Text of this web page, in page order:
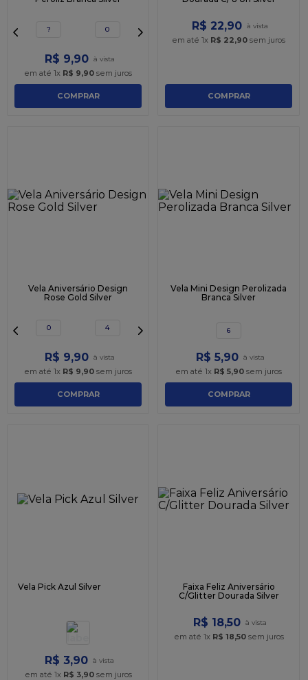
? 0
R$ 9,90
em até 1x R$ 9,90 sem juros
COMPRAR
R$ 22,90
em até 1x R$ 22,90 sem juros
COMPRAR
Vela Aniversário Design
Rose Gold Silver
0 4
R$ 9,90
em até 1x R$ 9,90 sem juros
COMPRAR
Vela Mini Design Perolizada
Branca Silver
6
R$ 5,90
em até 1x R$ 5,90 sem juros
COMPRAR
Vela Pick Azul Silver
R$ 3,90
em até 1x R$ 3,90sem juros
Faixa Feliz Aniversário
C/Glitter Dourada Silver
R$ 18,50
em até 1x R$ 18,50sem juros